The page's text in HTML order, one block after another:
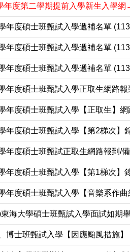
年度第二學期提前入學新生入學
年度碩士班甄試入學遞補名單
年度碩士班甄試入學遞補名單
年度碩士班甄試入學遞補名單
年度碩士班甄試入學正取生網路報
年度碩士班甄試入學【正取生】
年度碩士班甄試入學【第2梯次】
年度碩士班甄試正取生網路報到/
年度碩士班甄試入學【第1梯次】
年度碩士班甄試入學【音樂系作
海大學碩士班甄試入學面試如期
博士班甄試入學【因應颱風措施】